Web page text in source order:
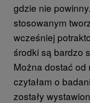
gdzie nie
stosowanym
wcześniej
środki są bardzo
Można dostać od
czytałam o
zostały